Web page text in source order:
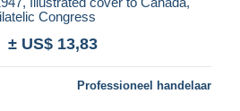
Congress
± US$ 13,83
Professioneel handelaar